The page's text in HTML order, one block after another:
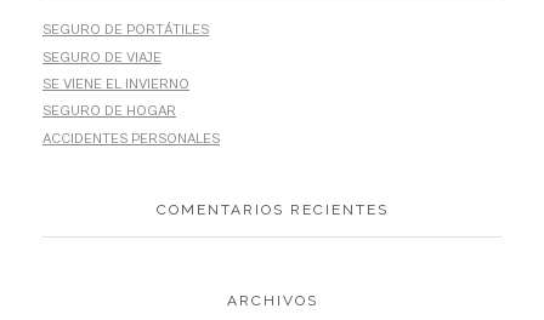
SEGURO DE PORTÁTILES
SEGURO DE VIAJE
SE VIENE EL INVIERNO
SEGURO DE HOGAR
ACCIDENTES PERSONALES
COMENTARIOS RECIENTES
ARCHIVOS